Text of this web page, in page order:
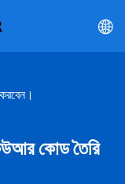
কোড তৈরি